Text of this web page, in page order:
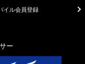
イル会員登録
ー